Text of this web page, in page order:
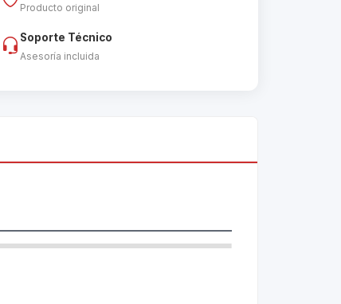
Producto original
Soporte Técnico
Asesoría incluida